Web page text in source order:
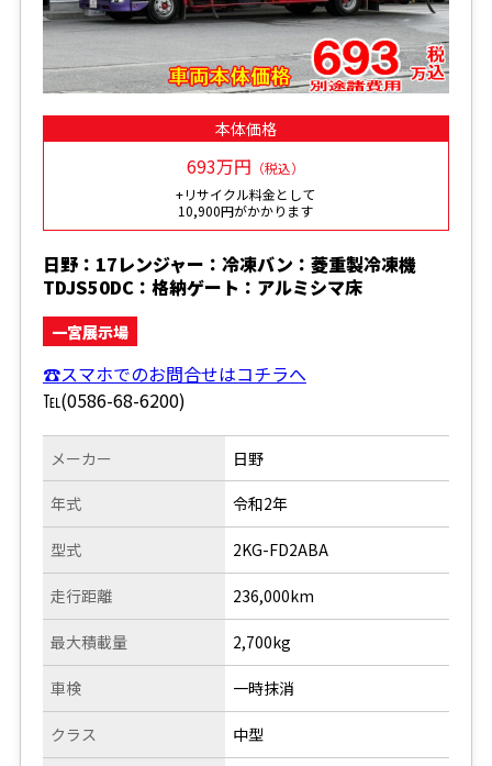
本体価格
693万円 （税込）
+リサイクル料金として
10,900円がかかります
日野：17レンジャー：冷凍バン：菱重製冷凍機
TDJS50DC：格納ゲート：アルミシマ床
一宮展示場
☎スマホでのお問合せはコチラへ
℡(0586-68-6200)
メーカー
年式
型式
走行距離
日野
令和2年
2KG-FD2ABA
236,000km
最大積載量
車検
クラス
2,700kg
一時抹消
中型